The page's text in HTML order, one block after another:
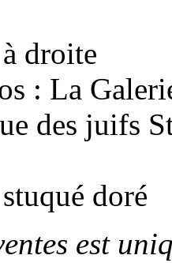
droite
: La
des juifs
doré
est